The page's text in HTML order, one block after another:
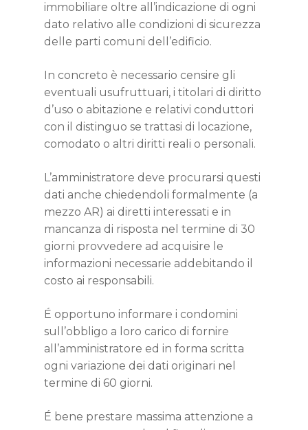
immobiliare oltre all’indicazione di ogni
dato relativo alle condizioni di sicurezza
delle parti comuni dell’edificio.
In concreto è necessario censire gli
eventuali usufruttuari, i titolari di diritto
d’uso o abitazione e relativi conduttori
con il distinguo se trattasi di locazione,
comodato o altri diritti reali o personali.
L’amministratore deve procurarsi questi
dati anche chiedendoli formalmente (a
mezzo AR) ai diretti interessati e in
mancanza di risposta nel termine di 30
giorni provvedere ad acquisire le
informazioni necessarie addebitando il
costo ai responsabili.
É opportuno informare i condomini
sull’obbligo a loro carico di fornire
all’amministratore ed in forma scritta
ogni variazione dei dati originari nel
termine di 60 giorni.
É bene prestare massima attenzione a